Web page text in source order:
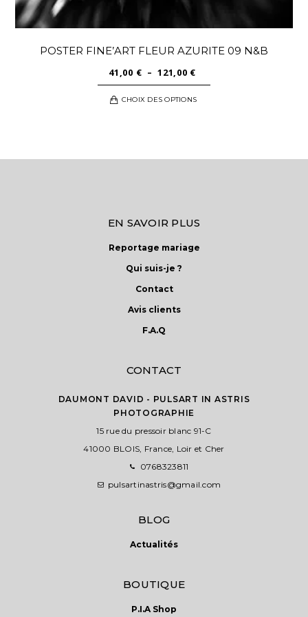
POSTER FINE’ART FLEUR AZURITE 09 N&B
41,00 € – 121,00 €
DE
PRIX :
CHOIX DES OPTIONS
variations.
EN SAVOIR PLUS
Reportage mariage
Qui suis-je ?
Contact
Avis clients
F.A.Q
CONTACT
DAUMONT DAVID - PULSART IN ASTRIS
PHOTOGRAPHIE
15 rue du pressoir blanc 91-C
41000 BLOIS, France, Loir et Cher
0768323811
pulsartinastris@gmail.com
BLOG
Actualités
BOUTIQUE
P.I.A Shop